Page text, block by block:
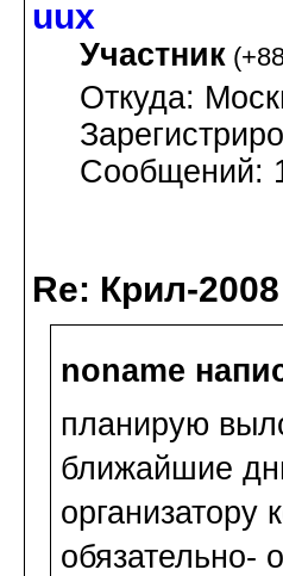
uux
Участник (
Откуда:
Сообщений:
Re: Крил-2008
noname
планирую
ближайшие
обязательно-